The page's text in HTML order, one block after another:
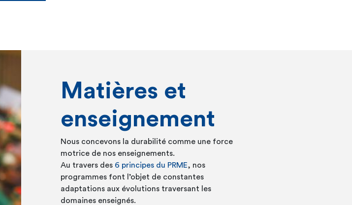
Matières et
enseignement
Nous concevons la durabilité comme une force
motrice de nos enseignements.
Au travers des 6 principes du PRME, nos
programmes font l’objet de constantes
adaptations aux évolutions traversant les
domaines enseignés.